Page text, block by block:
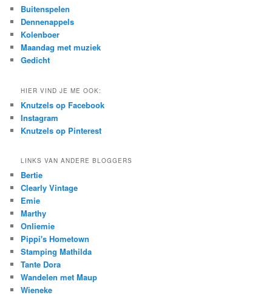
h
Buitenspelen
Dennenappels
Kolenboer
Maandag met muziek
Gedicht
HIER VIND JE ME OOK:
Knutzels op Facebook
Instagram
Knutzels op Pinterest
LINKS VAN ANDERE BLOGGERS
Bertie
Clearly Vintage
Emie
Marthy
Onliemie
Pippi's Hometown
Stamping Mathilda
Tante Dora
Wandelen met Maup
Wieneke